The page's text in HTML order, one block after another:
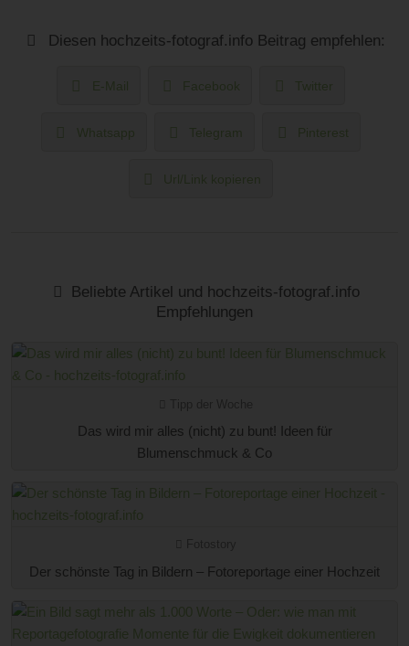
Diesen hochzeits-fotograf.info Beitrag empfehlen:
E-Mail Facebook Twitter
Whatsapp Telegram Pinterest
Url/Link kopieren
Beliebte Artikel und hochzeits-fotograf.info
Empfehlungen
Das wird mir alles (nicht) zu bunt! Ideen für
Blumenschmuck & Co
Der schönste Tag in Bildern – Fotoreportage einer Hochzeit